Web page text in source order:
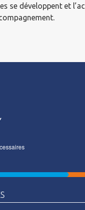
se développent et